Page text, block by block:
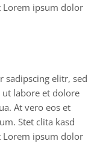
Lorem ipsum dolor
sadipscing elitr, sed
labore et dolore
At vero eos et
Stet clita kasd
Lorem ipsum dolor